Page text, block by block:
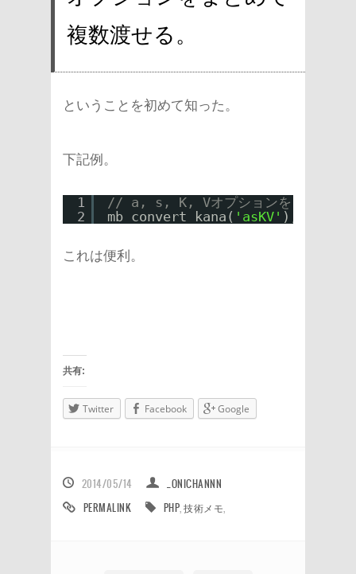
複数渡せる。
ということを初めて知った。
下記例。
1
2
// a, s, K, Vオプションをまとめて
mb_convert_kana( 'asKV' );
これは便利。
共有:
Twitter Facebook Google
2014/05/14
_ONICHANNN
PERMALINK
PHP ,技術メモ